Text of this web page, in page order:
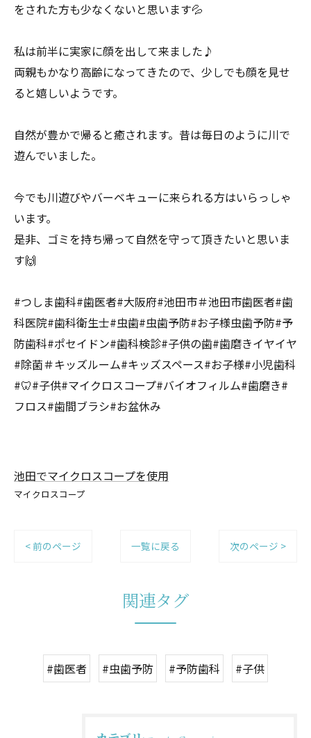
をされた方も少なくないと思います💦
私は前半に実家に顔を出して来ました♪
両親もかなり高齢になってきたので、少しでも顔を見せ
ると嬉しいようです。
自然が豊かで帰ると癒されます。昔は毎日のように川で
遊んでいました。
今でも川遊びやバーベキューに来られる方はいらっしゃ
います。
是非、ゴミを持ち帰って自然を守って頂きたいと思いま
す🙌
#つしま歯科#歯医者#大阪府#池田市＃池田市歯医者#歯
科医院#歯科衛生士#虫歯#虫歯予防#お子様虫歯予防#予
防歯科#ポセイドン#歯科検診#子供の歯#歯磨きイヤイヤ
#除菌＃キッズルーム#キッズスペース#お子様#小児歯科
#🦷#子供#マイクロスコープ#バイオフィルム#歯磨き#
フロス#歯間ブラシ#お盆休み
池田でマイクロスコープを使用
マイクロスコープ
< 前のページ 一覧に戻る 次のページ >
関連タグ
#歯医者 #虫歯予防 #予防歯科 #子供